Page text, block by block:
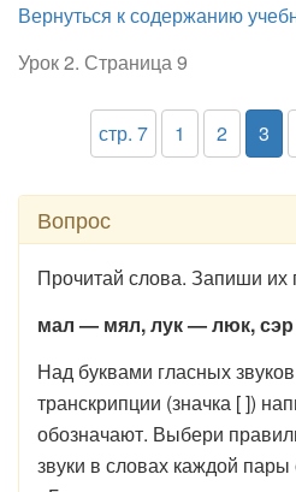
Вернуться к содержанию
Урок 2. Страница 9
стр. 7 1 2 3
Вопрос
Прочитай слова. Запиши их
мал — мял, лук — люк,
Над буквами гласных
транскрипции (значка [ ])
обозначают. Выбери
звуки в словах каждой